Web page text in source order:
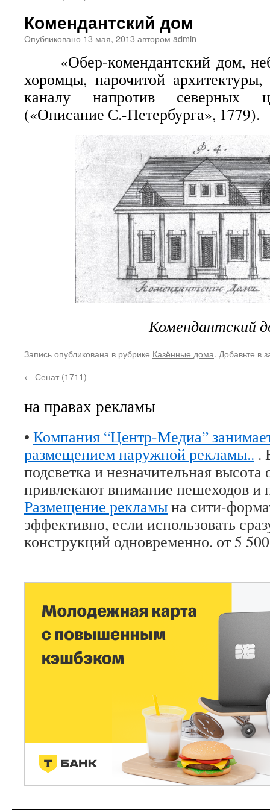
Комендантский дом
Опубликовано 13 мая, 2013 автором admin
«Обер-комендантский дом,
хоромцы, нарочитой
каналу напротив северных
(«Описание С.-Петербурга», 1779).
Комендантский
Запись опубликована в рубрике Казённые дома. Добавьте в
← Сенат (1711)
на правах рекламы
• Компания “Центр-Медиа”
размещением наружной рекламы.. .
подсветка и незначительная высота
привлекают внимание пешеходов и
Размещение рекламына сити-
эффективно, если использовать
конструкций одновременно. от 5